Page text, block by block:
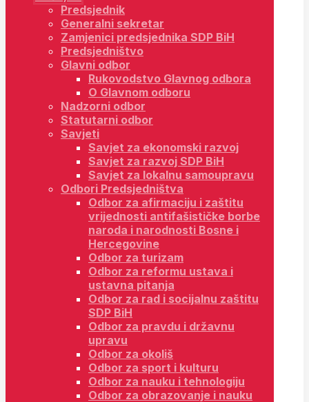
Predsjednik
Generalni sekretar
Zamjenici predsjednika SDP BiH
Predsjedništvo
Glavni odbor
Rukovodstvo Glavnog odbora
O Glavnom odboru
Nadzorni odbor
Statutarni odbor
Savjeti
Savjet za ekonomski razvoj
Savjet za razvoj SDP BiH
Savjet za lokalnu samoupravu
Odbori Predsjedništva
Odbor za afirmaciju i zaštitu
vrijednosti antifašističke borbe
naroda i narodnosti Bosne i
Hercegovine
Odbor za turizam
Odbor za reformu ustava i
ustavna pitanja
Odbor za rad i socijalnu zaštitu
SDP BiH
Odbor za pravdu i državnu
upravu
Odbor za okoliš
Odbor za sport i kulturu
Odbor za nauku i tehnologiju
Odbor za obrazovanje i nauku